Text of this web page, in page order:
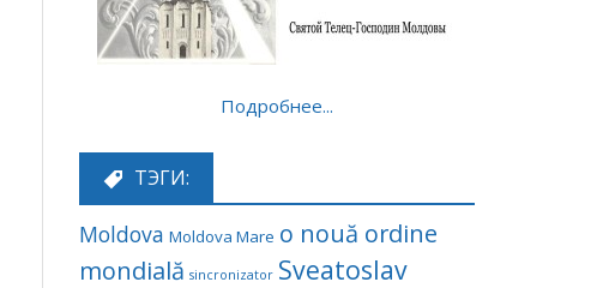
Подробнее...
ТЭГИ:
Moldova Moldova Mare o nouă ordine
mondială sincronizator Sveatoslav